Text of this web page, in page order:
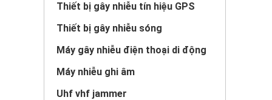
Thiết bị gây nhiễu tín hiệu GPS
Thiết bị gây nhiễu sóng
Máy gây nhiễu điện thoại di động
Máy nhiễu ghi âm
Uhf vhf jammer